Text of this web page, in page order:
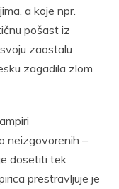
a koje npr.
pošast iz
zaostalu
zagadila zlom
neizgovorenih –
dosetiti tek
prestravljuje je